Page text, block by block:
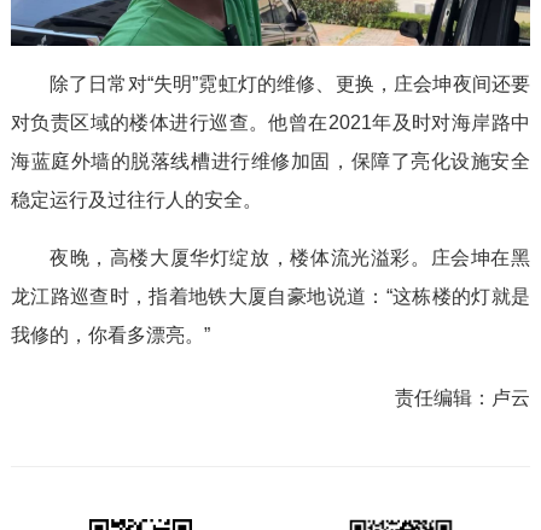
除了日常对“失明”霓虹灯的维修、更换，庄会坤夜间还要
对负责区域的楼体进行巡查。他曾在2021年及时对海岸路中
海蓝庭外墙的脱落线槽进行维修加固，保障了亮化设施安全
稳定运行及过往行人的安全。
夜晚，高楼大厦华灯绽放，楼体流光溢彩。庄会坤在黑
龙江路巡查时，指着地铁大厦自豪地说道：“这栋楼的灯就是
我修的，你看多漂亮。”
责任编辑： 卢云